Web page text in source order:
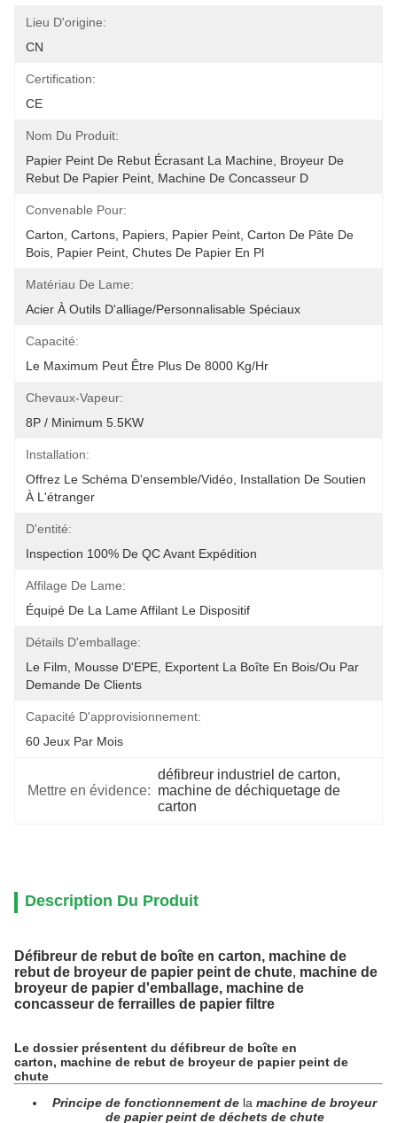
Lieu D'origine:
CN
Certification:
CE
Nom Du Produit:
Papier Peint De Rebut Écrasant La Machine, Broyeur De
Rebut De Papier Peint, Machine De Concasseur D
Convenable Pour:
Carton, Cartons, Papiers, Papier Peint, Carton De Pâte De
Bois, Papier Peint, Chutes De Papier En Pl
Matériau De Lame:
Acier À Outils D'alliage/personnalisable Spéciaux
Capacité:
Le Maximum Peut Être Plus De 8000 Kg/hr
Chevaux-Vapeur:
8P / Minimum 5.5KW
Installation:
Offrez Le Schéma D'ensemble/vidéo, Installation De Soutien
À L'étranger
D'entité:
Inspection 100% De QC Avant Expédition
Affilage De Lame:
Équipé De La Lame Affilant Le Dispositif
Détails D'emballage:
Le Film, Mousse D'EPE, Exportent La Boîte En Bois/ou Par
Demande De Clients
Capacité D'approvisionnement:
60 Jeux Par Mois
Mettre en évidence:
défibreur industriel de carton,
machine de déchiquetage de
carton
Description Du Produit
Défibreur de rebut de boîte en carton, machine de
rebut de broyeur de papier peint de chute, machine de
broyeur de papier d'emballage, machine de
concasseur de ferrailles de papier filtre
Le dossier présentent du défibreur de boîte en
carton, machine de rebut de broyeur de papier peint de
chute
Principe de fonctionnement de la machine de broyeur
de papier peint de déchets de chute